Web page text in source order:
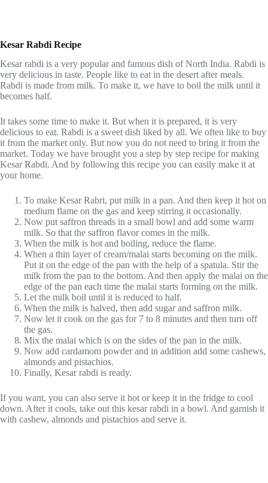
Kesar Rabdi Recipe
Kesar rabdi is a very popular and famous dish of North India. Rabdi is
very delicious in taste. People like to eat in the desert after meals.
Rabdi is made from milk. To make it, we have to boil the milk until it
becomes half.
It takes some time to make it. But when it is prepared, it is very
delicious to eat. Rabdi is a sweet dish liked by all. We often like to buy
it from the market only. But now you do not need to bring it from the
market. Today we have brought you a step by step recipe for making
Kesar Rabdi. And by following this recipe you can easily make it at
your home.
To make Kesar Rabri, put milk in a pan. And then keep it hot on
medium flame on the gas and keep stirring it occasionally.
Now put saffron threads in a small bowl and add some warm
milk. So that the saffron flavor comes in the milk.
When the milk is hot and boiling, reduce the flame.
When a thin layer of cream/malai starts becoming on the milk.
Put it on the edge of the pan with the help of a spatula. Stir the
milk from the pan to the bottom. And then apply the malai on the
edge of the pan each time the malai starts forming on the milk.
Let the milk boil until it is reduced to half.
When the milk is halved, then add sugar and saffron milk.
Now let it cook on the gas for 7 to 8 minutes and then turn off
the gas.
Mix the malai which is on the sides of the pan in the milk.
Now add cardamom powder and in addition add some cashews,
almonds and pistachios.
Finally, Kesar rabdi is ready.
If you want, you can also serve it hot or keep it in the fridge to cool
down. After it cools, take out this kesar rabdi in a bowl. And garnish it
with cashew, almonds and pistachios and serve it.